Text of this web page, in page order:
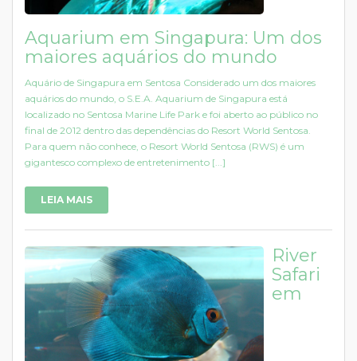
Aquarium em Singapura: Um dos
maiores aquários do mundo
Aquário de Singapura em Sentosa Considerado um dos maiores
aquários do mundo, o S.E.A. Aquarium de Singapura está
localizado no Sentosa Marine Life Park e foi aberto ao público no
final de 2012 dentro das dependências do Resort World Sentosa.
Para quem não conhece, o Resort World Sentosa (RWS) é um
gigantesco complexo de entretenimento [...]
LEIA MAIS
River
Safari
em